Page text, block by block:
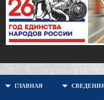
ГЛАВНАЯ